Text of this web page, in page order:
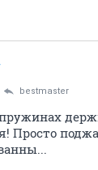
bestmaster
Просто